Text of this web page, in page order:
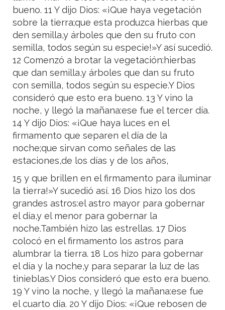
bueno. 11 Y dijo Dios: «¡Que haya vegetación
sobre la tierra;que esta produzca hierbas que
den semilla,y árboles que den su fruto con
semilla, todos según su especie!»Y así sucedió.
12 Comenzó a brotar la vegetación:hierbas
que dan semilla,y árboles que dan su fruto
con semilla, todos según su especie.Y Dios
consideró que esto era bueno. 13 Y vino la
noche, y llegó la mañana:ese fue el tercer día.
14 Y dijo Dios: «¡Que haya luces en el
firmamento que separen el día de la
noche;que sirvan como señales de las
estaciones,de los días y de los años,
15 y que brillen en el firmamento para iluminar
la tierra!»Y sucedió así. 16 Dios hizo los dos
grandes astros:el astro mayor para gobernar
el día,y el menor para gobernar la
noche.También hizo las estrellas. 17 Dios
colocó en el firmamento los astros para
alumbrar la tierra. 18 Los hizo para gobernar
el día y la noche,y para separar la luz de las
tinieblas.Y Dios consideró que esto era bueno.
19 Y vino la noche, y llegó la mañana:ese fue
el cuarto día. 20 Y dijo Dios: «¡Que rebosen de